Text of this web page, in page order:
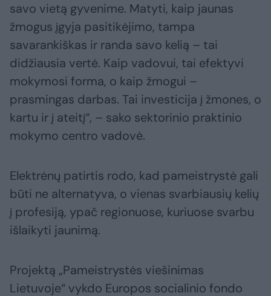
savo vietą gyvenime. Matyti, kaip jaunas
žmogus įgyja pasitikėjimo, tampa
savarankiškas ir randa savo kelią – tai
didžiausia vertė. Kaip vadovui, tai efektyvi
mokymosi forma, o kaip žmogui –
prasmingas darbas. Tai investicija į žmones, o
kartu ir į ateitį“, – sako sektorinio praktinio
mokymo centro vadovė.
Elektrėnų patirtis rodo, kad pameistrystė gali
būti ne alternatyva, o vienas svarbiausių kelių
į profesiją, ypač regionuose, kuriuose svarbu
išlaikyti jaunimą.
Projektą „Pameistrystės viešinimas
Lietuvoje“ vykdo Europos socialinio fondo